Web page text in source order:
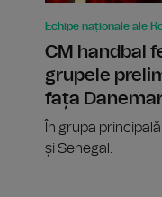
Echipe naționale ale
CM handbal
grupele
fața
În grupa
și Senegal.